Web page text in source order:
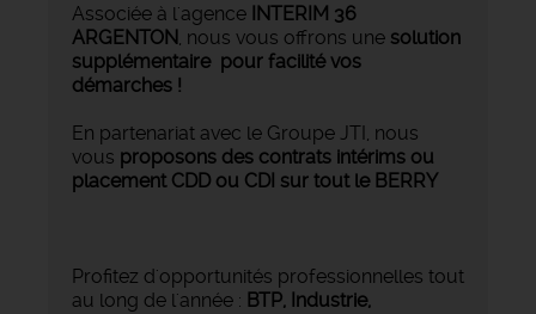
Associée à l'agence INTERIM 36
ARGENTON, nous vous offrons une solution
supplémentaire pour facilité vos
démarches !
En partenariat avec le Groupe JTI, nous
vous proposons des contrats intérims ou
placement CDD ou CDI sur tout le BERRY
Profitez d'opportunités professionnelles tout
au long de l'année : BTP, Industrie,